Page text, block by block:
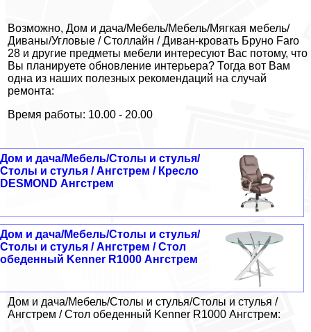
Возможно, Дом и дача/Мебель/Мебель/Мягкая мебель/
Диваны/Угловые / Столлайн / Диван-кровать Бруно Faro
28 и другие предметы мебели интересуют Вас потому, что
Вы планируете обновление интерьера? Тогда вот Вам
одна из наших полезных рекомендаций на случай
ремонта:
Время работы: 10.00 - 20.00
Дом и дача/Мебель/Столы и стулья/
Столы и стулья / Ангстрем / Кресло
DESMOND Ангстрем
Дом и дача/Мебель/Столы и стулья/
Столы и стулья / Ангстрем / Стол
обеденный Kenner R1000 Ангстрем
Дом и дача/Мебель/Столы и стулья/Столы и стулья /
Ангстрем / Стол обеденный Kenner R1000 Ангстрем: